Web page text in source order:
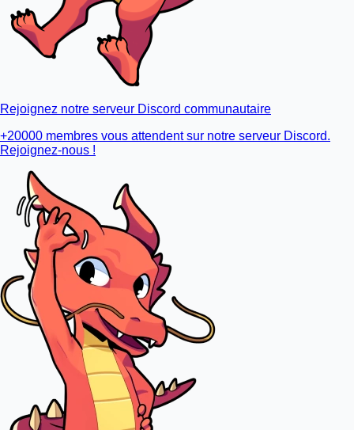
Rejoignez notre serveur Discord communautaire
+20000 membres vous attendent sur notre serveur Discord.
Rejoignez-nous !